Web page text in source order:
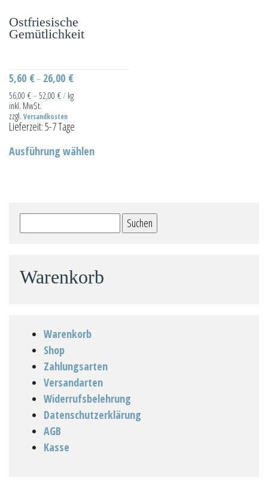
Ostfriesische
Gemütlichkeit
5,60 €– 26,00 €
56,00 €– 52,00 €/ kg
inkl. MwSt.
zzgl. Versandkosten
Lieferzeit:5-7 Tage
Ausführung wählenProdukt
Die
können
auf
nach:
Warenkorb
Warenkorb
Shop
Zahlungsarten
Versandarten
Widerrufsbelehrung
Datenschutzerklärung
AGB
Kasse